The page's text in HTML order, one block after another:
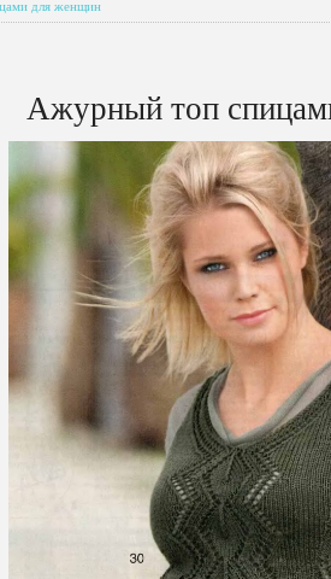
для женщин
Ажурный топ